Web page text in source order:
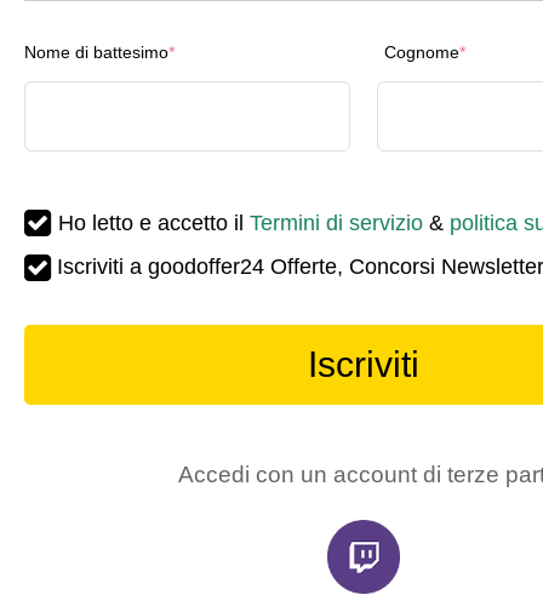
Nome di battesimo* Cognome*
Ho letto e accetto il Termini di servizio & politica
Iscriviti a goodoffer24 Offerte, Concorsi
Iscriviti
Accedi con un account di terze